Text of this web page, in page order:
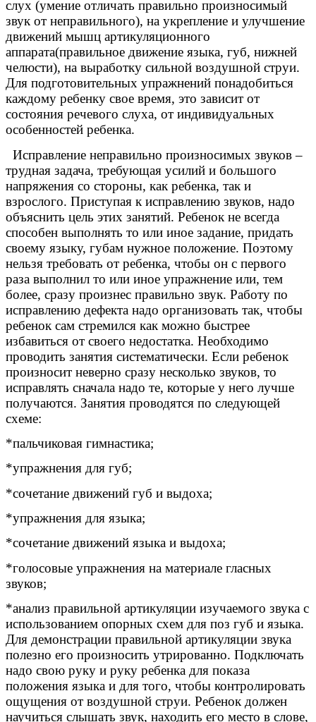
слух (умение отличать правильно произносимый
звук от неправильного), на укрепление и улучшение
движений мышц артикуляционного
аппарата(правильное движение языка, губ, нижней
челюсти), на выработку сильной воздушной струи.
Для подготовительных упражнений понадобиться
каждому ребенку свое время, это зависит от
состояния речевого слуха, от индивидуальных
особенностей ребенка.
Исправление неправильно произносимых звуков –
трудная задача, требующая усилий и большого
напряжения со стороны, как ребенка, так и
взрослого. Приступая к исправлению звуков, надо
объяснить цель этих занятий. Ребенок не всегда
способен выполнять то или иное задание, придать
своему языку, губам нужное положение. Поэтому
нельзя требовать от ребенка, чтобы он с первого
раза выполнил то или иное упражнение или, тем
более, сразу произнес правильно звук. Работу по
исправлению дефекта надо организовать так, чтобы
ребенок сам стремился как можно быстрее
избавиться от своего недостатка. Необходимо
проводить занятия систематически. Если ребенок
произносит неверно сразу несколько звуков, то
исправлять сначала надо те, которые у него лучше
получаются. Занятия проводятся по следующей
схеме:
*пальчиковая гимнастика;
*упражнения для губ;
*сочетание движений губ и выдоха;
*упражнения для языка;
*сочетание движений языка и выдоха;
*голосовые упражнения на материале гласных
звуков;
*анализ правильной артикуляции изучаемого звука с
использованием опорных схем для поз губ и языка.
Для демонстрации правильной артикуляции звука
полезно его произносить утрированно. Подключать
надо свою руку и руку ребенка для показа
положения языка и для того, чтобы контролировать
ощущения от воздушной струи. Ребенок должен
научиться слышать звук, находить его место в слове,